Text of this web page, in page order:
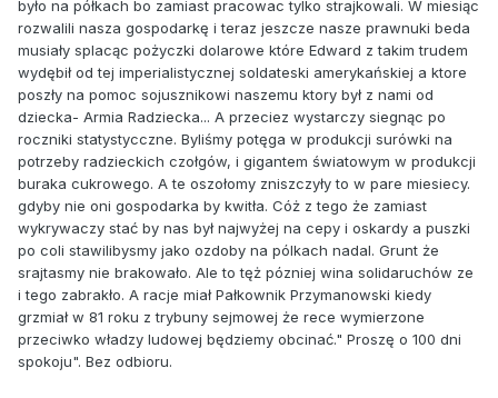
było na półkach bo zamiast pracowac tylko strajkowali. W miesiąc
rozwalili nasza gospodarkę i teraz jeszcze nasze prawnuki beda
musiały splacąc pożyczki dolarowe które Edward z takim trudem
wydębił od tej imperialistycznej soldateski amerykańskiej a ktore
poszły na pomoc sojusznikowi naszemu ktory był z nami od
dziecka- Armia Radziecka... A przeciez wystarczy siegnąc po
roczniki statystycczne. Byliśmy potęga w produkcji surówki na
potrzeby radzieckich czołgów, i gigantem światowym w produkcji
buraka cukrowego. A te oszołomy zniszczyły to w pare miesiecy.
gdyby nie oni gospodarka by kwitła. Cóż z tego że zamiast
wykrywaczy stać by nas był najwyżej na cepy i oskardy a puszki
po coli stawilibysmy jako ozdoby na pólkach nadal. Grunt że
srajtasmy nie brakowało. Ale to tęż pózniej wina solidaruchów ze
i tego zabrakło. A racje miał Pałkownik Przymanowski kiedy
grzmiał w 81 roku z trybuny sejmowej że rece wymierzone
przeciwko władzy ludowej będziemy obcinać." Proszę o 100 dni
spokoju". Bez odbioru.